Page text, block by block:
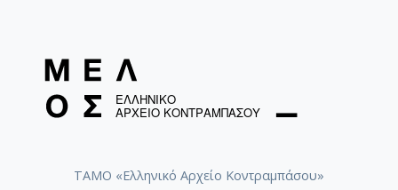
ΤΑΜΟ «Ελληνικό Αρχείο Κοντραμπάσου»